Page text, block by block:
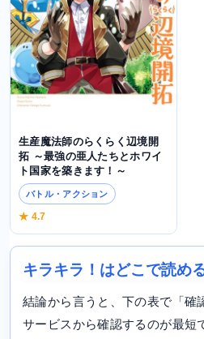
生産魔法師のらくらく辺境開
拓 ～最強の亜人たちとホワイ
ト国家を築きます！～
バトル・アクション
★ 4.7
キラキラ！はどこで読め
結論から言うと、下の表で「確
サービスから確認するのが最短